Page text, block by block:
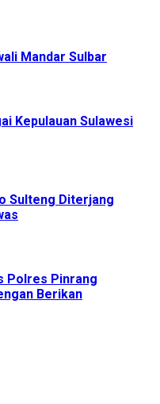
Mandar Sulbar
Kepulauan Sulawesi
Sulteng Diterjang
Polres Pinrang
Berikan